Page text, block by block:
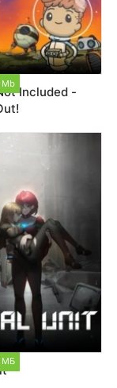
Included -
МБ